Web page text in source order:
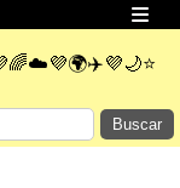
Buscar